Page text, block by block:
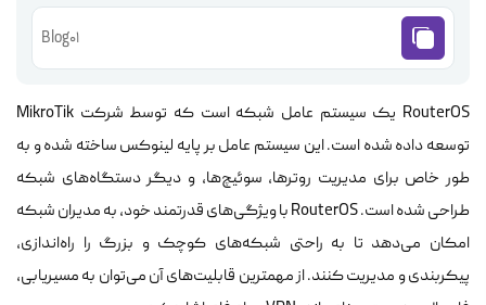
Blog01
RouterOS یک سیستم عامل شبکه است که توسط شرکت MikroTik
توسعه داده شده است. این سیستم عامل بر پایه لینوکس ساخته شده و به
طور خاص برای مدیریت روترها، سوئیچ‌ها، و دیگر دستگاه‌های شبکه
طراحی شده است. RouterOS با ویژگی‌های قدرتمند خود، به مدیران شبکه
امکان می‌دهد تا به راحتی شبکه‌های کوچک و بزرگ را راه‌اندازی،
پیکربندی و مدیریت کنند. از مهمترین قابلیت‌های آن می‌توان به مسیریابی،